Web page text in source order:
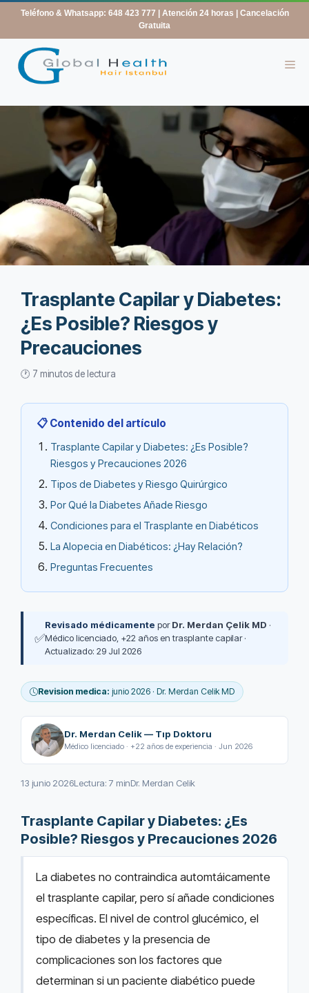
contenido
Teléfono & Whatsapp: 648 423 777
| Atención 24 horas | Cancelación
Gratuita
Trasplante Capilar y Diabetes:
¿Es Posible? Riesgos y
Precauciones
🕐 7 minutos de lectura
📋 Contenido del artículo
Trasplante Capilar y Diabetes: ¿Es Posible?
Riesgos y Precauciones 2026
Tipos de Diabetes y Riesgo Quirúrgico
Por Qué la Diabetes Añade Riesgo
Condiciones para el Trasplante en Diabéticos
La Alopecia en Diabéticos: ¿Hay Relación?
Preguntas Frecuentes
✅
Revisado médicamente porDr. Merdan Çelik MD ·
Médico licenciado, +22 años en trasplante capilar ·
Actualizado: 29 Jul 2026
Revision medica: junio 2026 · Dr. Merdan Celik MD
Dr. Merdan Celik — Tıp Doktoru
Médico licenciado · +22 años de experiencia · Jun 2026
13 junio 2026Lectura: 7 minDr. Merdan Celik
Trasplante Capilar y Diabetes: ¿Es
Posible? Riesgos y Precauciones 2026
La diabetes no contraindica automtáicamente
el trasplante capilar, pero sí añade condiciones
específicas. El nivel de control glucémico, el
tipo de diabetes y la presencia de
complicaciones son los factores que
determinan si un paciente diabético puede